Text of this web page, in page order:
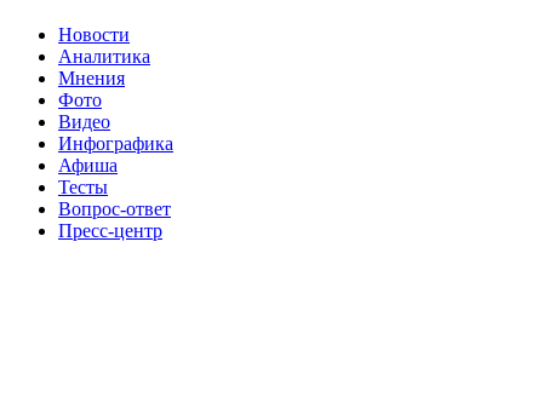
Новости
Аналитика
Мнения
Фото
Видео
Инфографика
Афиша
Тесты
Вопрос-ответ
Пресс-центр